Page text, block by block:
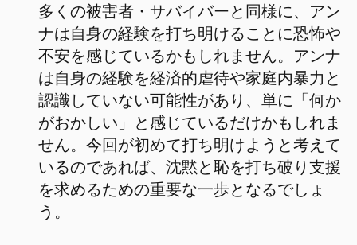
多くの被害者・サバイバーと同様に、アン
ナは自身の経験を打ち明けることに恐怖や
不安を感じているかもしれません。アンナ
は自身の経験を経済的虐待や家庭内暴力と
認識していない可能性があり、単に「何か
がおかしい」と感じているだけかもしれま
せん。今回が初めて打ち明けようと考えて
いるのであれば、沈黙と恥を打ち破り支援
を求めるための重要な一歩となるでしょ
う。